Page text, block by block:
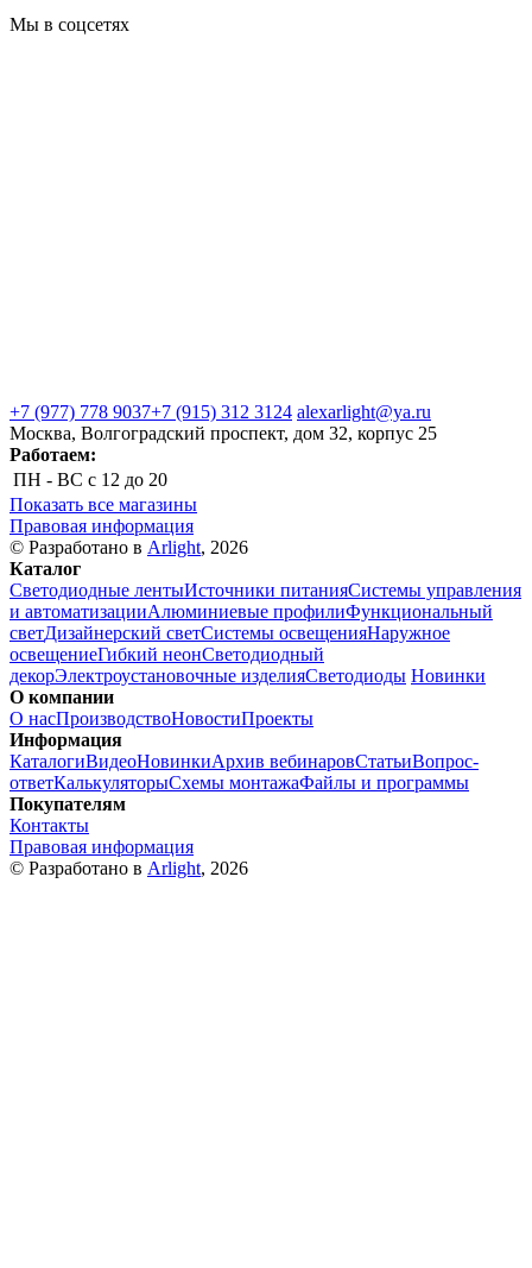
Мы в соцсетях
+7 (977) 778 9037+7 (915) 312 3124 alexarlight@ya.ru
Москва, Волгоградский проспект, дом 32, корпус 25
Работаем:
ПН - ВС с 12 до 20
Показать все магазины
Правовая информация
© Разработано в Arlight, 2026
Каталог
Светодиодные лентыИсточники питанияСистемы управления
и автоматизацииАлюминиевые профилиФункциональный
светДизайнерский светСистемы освещенияНаружное
освещениеГибкий неонСветодиодный
декорЭлектроустановочные изделияСветодиоды Новинки
О компании
О насПроизводствоНовостиПроекты
Информация
КаталогиВидеоНовинкиАрхив вебинаровСтатьиВопрос-
ответКалькуляторыСхемы монтажаФайлы и программы
Покупателям
Контакты
Правовая информация
© Разработано в Arlight, 2026